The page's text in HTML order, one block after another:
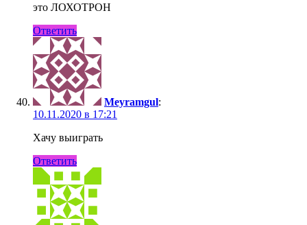
это ЛОХОТРОН
Ответить
Meyramgul:
10.11.2020 в 17:21
Хачу выиграть
Ответить